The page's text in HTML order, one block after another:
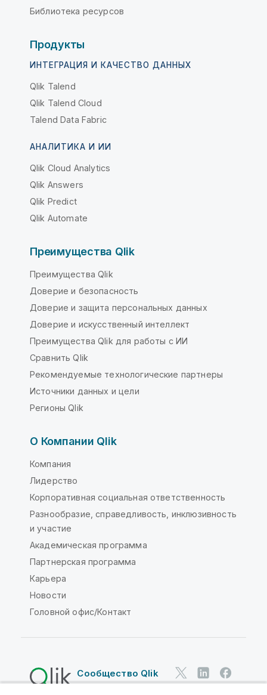
Библиотека ресурсов
Продукты
ИНТЕГРАЦИЯ И КАЧЕСТВО ДАННЫХ
Qlik Talend
Qlik Talend Cloud
Talend Data Fabric
АНАЛИТИКА И ИИ
Qlik Cloud Analytics
Qlik Answers
Qlik Predict
Qlik Automate
Преимущества Qlik
Преимущества Qlik
Доверие и безопасность
Доверие и защита персональных данных
Доверие и искусственный интеллект
Преимущества Qlik для работы с ИИ
Сравнить Qlik
Рекомендуемые технологические партнеры
Источники данных и цели
Регионы Qlik
О Компании Qlik
Компания
Лидерство
Корпоративная социальная ответственность
Разнообразие, справедливость, инклюзивность
и участие
Академическая программа
Партнерская программа
Карьера
Новости
Головной офис/Контакт
Сообщество Qlik